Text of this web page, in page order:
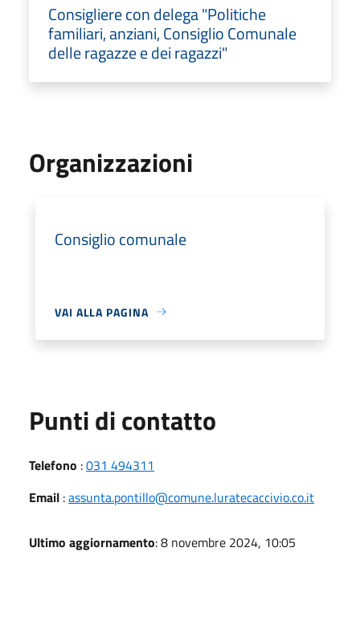
Consigliere con delega "Politiche
familiari, anziani, Consiglio Comunale
delle ragazze e dei ragazzi"
Organizzazioni
Consiglio comunale
VAI ALLA PAGINA
Punti di contatto
Telefono :031 494311
Email :assunta.pontillo@comune.luratecaccivio.co.it
Ultimo aggiornamento: 8 novembre 2024, 10:05